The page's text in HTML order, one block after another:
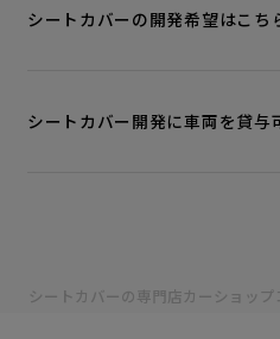
シートカバーの開発希望はこち
シートカバー開発に車両を貸与
シートカバーの専門店カーショップ